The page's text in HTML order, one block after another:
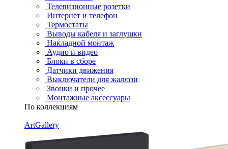
Телевизионные розетки
Интернет и телефон
Термостаты
Выводы кабеля и заглушки
Накладной монтаж
Аудио и видео
Блоки в сборе
Датчики движения
Выключатели для жалюзи
Звонки и прочее
Монтажные аксессуары
По коллекциям
ArtGallery